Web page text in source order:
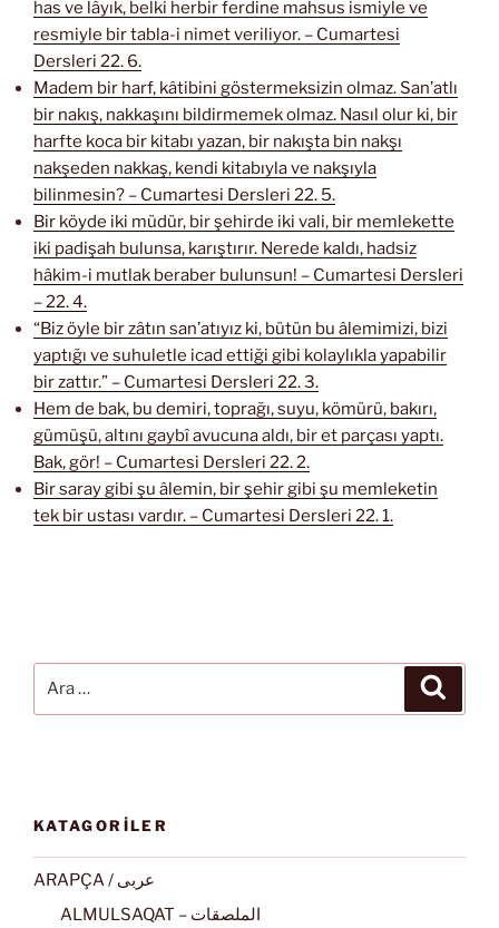
has ve lâyık, belki herbir ferdine mahsus ismiyle ve
resmiyle bir tabla-i nimet veriliyor. – Cumartesi
Dersleri 22. 6.
Madem bir harf, kâtibini göstermeksizin olmaz. San’atlı
bir nakış, nakkaşını bildirmemek olmaz. Nasıl olur ki, bir
harfte koca bir kitabı yazan, bir nakışta bin nakşı
nakşeden nakkaş, kendi kitabıyla ve nakşıyla
bilinmesin? – Cumartesi Dersleri 22. 5.
Bir köyde iki müdür, bir şehirde iki vali, bir memlekette
iki padişah bulunsa, karıştırır. Nerede kaldı, hadsiz
hâkim-i mutlak beraber bulunsun! – Cumartesi Dersleri
– 22. 4.
“Biz öyle bir zâtın san’atıyız ki, bütün bu âlemimizi, bizi
yaptığı ve suhuletle icad ettiği gibi kolaylıkla yapabilir
bir zattır.” – Cumartesi Dersleri 22. 3.
Hem de bak, bu demiri, toprağı, suyu, kömürü, bakırı,
gümüşü, altını gaybî avucuna aldı, bir et parçası yaptı.
Bak, gör! – Cumartesi Dersleri 22. 2.
Bir saray gibi şu âlemin, bir şehir gibi şu memleketin
tek bir ustası vardır. – Cumartesi Dersleri 22. 1.
KATAGORİLER
ARAPÇA / عربى
ALMULSAQAT – الملصقات